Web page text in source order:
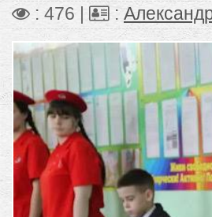
: 476 | :